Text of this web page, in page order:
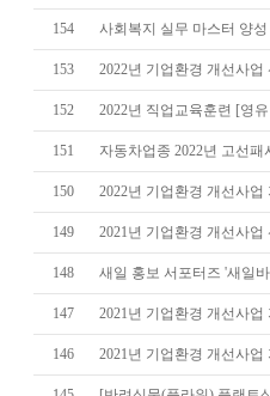
154 사회복지 실무 마스터 양
153 2022년 기업환경 개선사업
152 2022년 직업교육훈련 [영
151 자동차업종 2022년 고선
150 2022년 기업환경 개선사
149 2021년 기업환경 개선사업
148 새일 홍보 서포터즈 '새일
147 2021년 기업환경 개선사
146 2021년 기업환경 개선사